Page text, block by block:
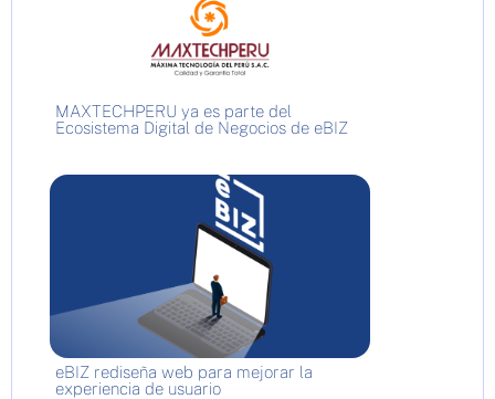
MAXTECHPERU ya es parte del
Ecosistema Digital de Negocios de eBIZ
eBIZ rediseña web para mejorar la
experiencia de usuario